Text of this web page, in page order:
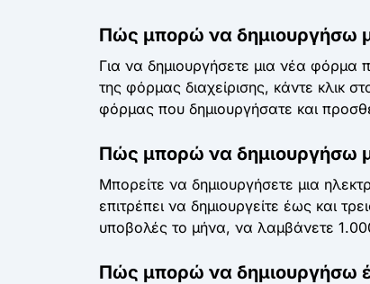
Πώς μπορώ να δημιουργήσω
Για να δημιουργήσετε μια νέα φόρμα
της φόρμας διαχείρισης, κάντε κλικ
φόρμας που δημιουργήσατε και
Πώς μπορώ να δημιουργήσω
Μπορείτε να δημιουργήσετε μια
επιτρέπει να δημιουργείτε έως και
υποβολές το μήνα, να λαμβάνετε
Πώς μπορώ να δημιουργήσω